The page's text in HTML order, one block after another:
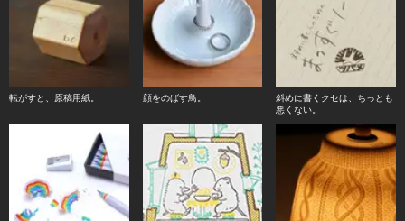
転がすと、原稿用紙。 顔をのばす鳥。
斜めに書くクセは、ちっとも
悪くない。